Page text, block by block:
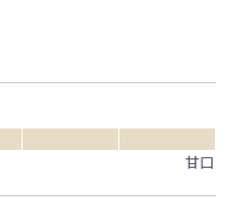
甘口